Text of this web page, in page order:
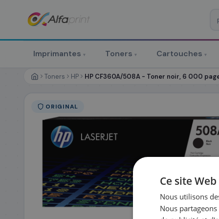
Imprimantes ▾ Toners ▾ Cartouches ▾
Toners HP HP CF360A/508A - Toner noir, 6 000
ORIGINAL
Prévoyez & économisez
personnalisé
RÉFÉRENCE DU PRODUIT
FRÉQUENCE* QUANTITÉ PAR
DATE DE PREMIÈRE LIVRAISON SOUHAITÉE
NOM*
Ce site
Nous utilisons
Nous